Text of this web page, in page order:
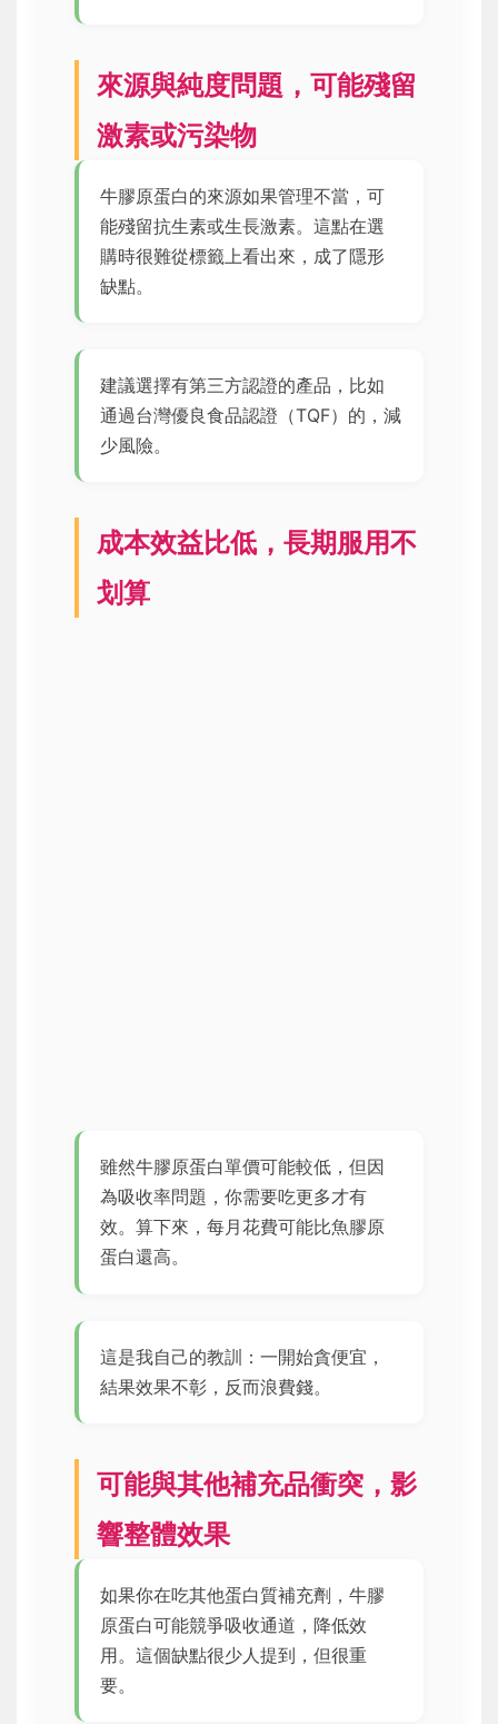
來源與純度問題，可能殘留
激素或污染物
牛膠原蛋白的來源如果管理不當，可
能殘留抗生素或生長激素。這點在選
購時很難從標籤上看出來，成了隱形
缺點。
建議選擇有第三方認證的產品，比如
通過台灣優良食品認證（TQF）的，減
少風險。
成本效益比低，長期服用不
划算
雖然牛膠原蛋白單價可能較低，但因
為吸收率問題，你需要吃更多才有
效。算下來，每月花費可能比魚膠原
蛋白還高。
這是我自己的教訓：一開始貪便宜，
結果效果不彰，反而浪費錢。
可能與其他補充品衝突，影
響整體效果
如果你在吃其他蛋白質補充劑，牛膠
原蛋白可能競爭吸收通道，降低效
用。這個缺點很少人提到，但很重
要。